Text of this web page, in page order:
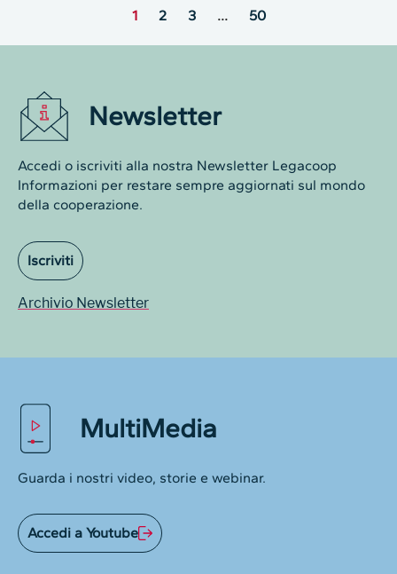
1 2 3 … 50
Newsletter
Accedi o iscriviti alla nostra Newsletter Legacoop
Informazioni per restare sempre aggiornati sul mondo
della cooperazione.
Iscriviti
Archivio Newsletter
MultiMedia
Guarda i nostri video, storie e webinar.
Accedi a Youtube